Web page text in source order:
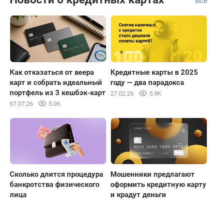
Как отказаться от веера
карт и собрать идеальный
портфель из 3 кешбэк-карт
07.07.26 5.0K
Кредитные карты в 2025
году — два парадокса
27.02.26 5.9K
Сколько длится процедура
банкротства физического
лица
Мошенники предлагают
оформить кредитную карту
и крадут деньги